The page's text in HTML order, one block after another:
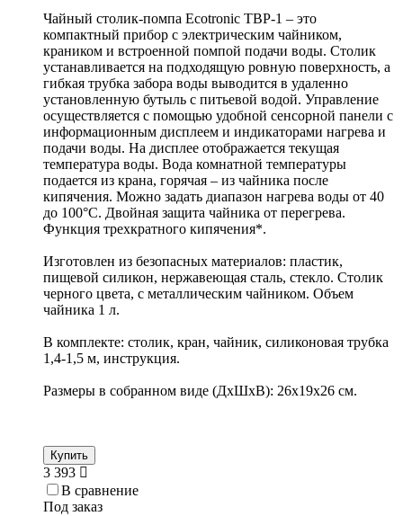
Чайный столик-помпа Ecotronic TBP-1 – это
компактный прибор с электрическим чайником,
краником и встроенной помпой подачи воды. Столик
устанавливается на подходящую ровную поверхность, а
гибкая трубка забора воды выводится в удаленно
установленную бутыль с питьевой водой. Управление
осуществляется с помощью удобной сенсорной панели с
информационным дисплеем и индикаторами нагрева и
подачи воды. На дисплее отображается текущая
температура воды. Вода комнатной температуры
подается из крана, горячая – из чайника после
кипячения. Можно задать диапазон нагрева воды от 40
до 100°С. Двойная защита чайника от перегрева.
Функция трехкратного кипячения*.
Изготовлен из безопасных материалов: пластик,
пищевой силикон, нержавеющая сталь, стекло. Столик
черного цвета, с металлическим чайником. Объем
чайника 1 л.
В комплекте: столик, кран, чайник, силиконовая трубка
1,4-1,5 м, инструкция.
Размеры в собранном виде (ДхШхВ): 26x19x26 см.
Купить
3 393
В сравнение
Под заказ